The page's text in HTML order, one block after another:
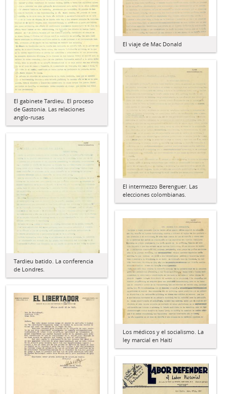
El viaje de Mac Donald
El gabinete Tardieu. El proceso
de Gastonia. Las relaciones
anglo-rusas
El intermezzo Berenguer. Las
elecciones colombianas.
Tardieu batido. La conferencia
de Londres.
Los médicos y el socialismo. La
ley marcial en Haití